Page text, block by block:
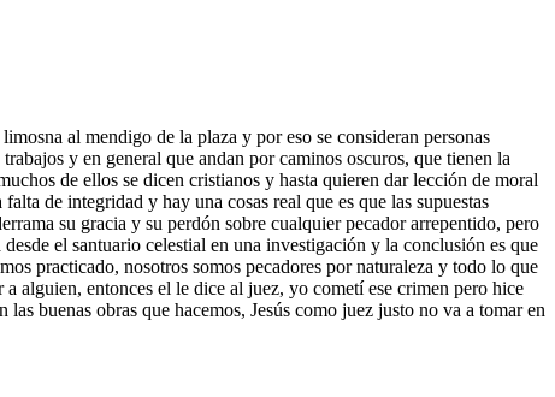
al mendigo de la plaza y por eso se consideran personas
y en general que andan por caminos oscuros, que tienen la
de ellos se dicen cristianos y hasta quieren dar lección de moral
de integridad y hay una cosas real que es que las supuestas
su gracia y su perdón sobre cualquier pecador arrepentido, pero
el santuario celestial en una investigación y la conclusión es que
practicado, nosotros somos pecadores por naturaleza y todo lo que
alguien, entonces el le dice al juez, yo cometí ese crimen pero hice
buenas obras que hacemos, Jesús como juez justo no va a tomar en